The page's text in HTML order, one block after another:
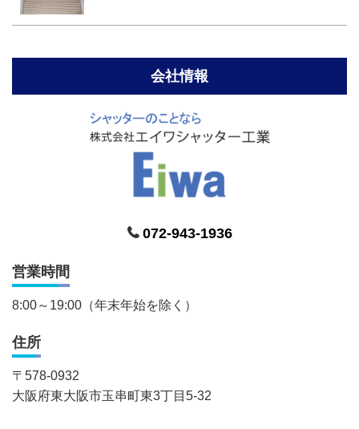
会社情報
072-943-1936
営業時間
8:00～19:00（年末年始を除く）
住所
〒 578-0932
大阪府東大阪市玉串町東3丁目5-32